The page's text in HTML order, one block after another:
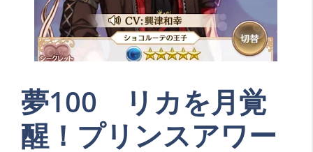
夢100 リカを月覚
醒！プリンスアワー